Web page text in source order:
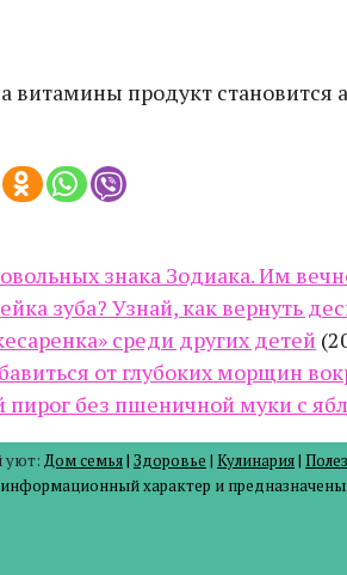
витамины продукт становится
знака Зодиака. Им
зуба? Узнай, как вернуть
среди других детей
от глубоких морщин
пирог без пшеничной муки с
уют: Дом семья| Здоровье | Кулинария|
характер и